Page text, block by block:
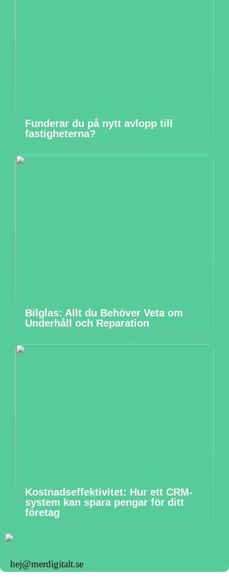
Funderar du på nytt avlopp till
fastigheterna?
Bilglas: Allt du Behöver Veta om
Underhåll och Reparation
Kostnadseffektivitet: Hur ett CRM-
system kan spara pengar för ditt
företag
hej@merdigitalt.se